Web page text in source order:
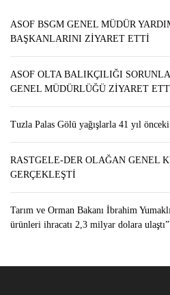
ASOF BSGM GENEL MÜDÜR
BAŞKANLARINI ZİYARET ETTİ
ASOF OLTA BALIKÇILIĞI
GENEL MÜDÜRLÜĞÜ ZİYARET
Tuzla Palas Gölü yağışlarla 41 yıl
RASTGELE-DER OLAĞAN GENEL
GERÇEKLEŞTİ
Tarım ve Orman Bakanı İbrahim
ürünleri ihracatı 2,3 milyar dolara ulaştı”